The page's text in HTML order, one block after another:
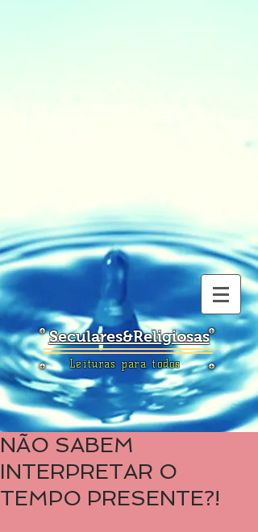
Seculares&Religiosas
Leituras para todos
NÃO SABEM
INTERPRETAR O
TEMPO PRESENTE?!